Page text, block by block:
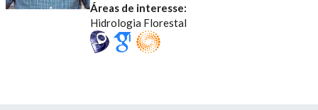
Áreas de interesse:
Hidrologia Florestal